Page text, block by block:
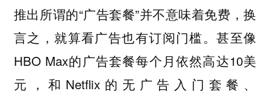
推出所谓的“广告套餐”并不意味着免费，换
言之， 就算看广告也有订阅门槛。甚至像
HBO Max的广告套餐每个月依然高达10美
元，和Netflix的无广告入门套餐、